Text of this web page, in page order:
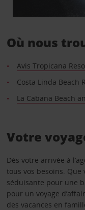
Où nous
Avis Tropicana
Costa Linda Beach
La Cabana Beach
Votre
Dès votre arrivée à
tous vos besoins. Que
séduisante pour une
pour un voyage
des vacances en